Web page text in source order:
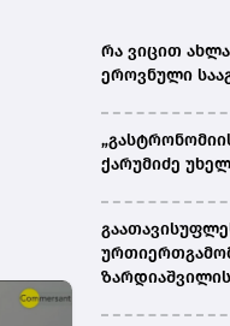
რა ვიცით
ეროვნული
ქარუმიძე
ზარდიაშვილის